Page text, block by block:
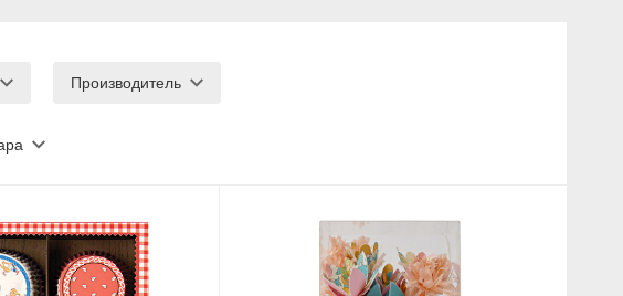
Производитель